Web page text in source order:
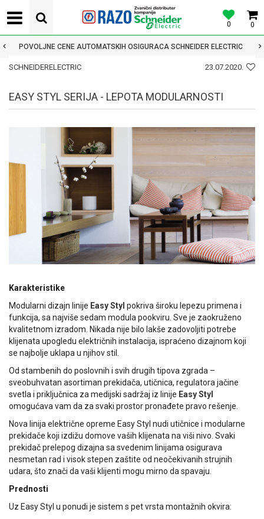
0
0
POVOLJNE CENE AUTOMATSKIH OSIGURACA SCHNEIDER ELECTRIC
SCHNEIDERELECTRIC 23.07.2020.
EASY STYL SERIJA - LEPOTA MODULARNOSTI
Karakteristike
Modularni dizajn linije Easy Styl pokriva široku lepezu primena i
funkcija, sa najviše sedam modula pookviru. Sve je zaokruženo
kvalitetnom izradom. Nikada nije bilo lakše zadovoljiti potrebe
klijenata upogledu električnih instalacija, ispraćeno dizajnom koji
se najbolje uklapa u njihov stil.
Od stambenih do poslovnih i svih drugih tipova zgrada –
sveobuhvatan asortiman prekidača, utičnica, regulatora jačine
svetla i priključnica za medijski sadržaj iz linije Easy Styl
omogućava vam da za svaki prostor pronađete pravo rešenje.
Nova linija električne opreme Easy Styl nudi utičnice i modularne
prekidače koji izdižu domove vaših klijenata na viši nivo. Svaki
prekidač prelepog dizajna sa svedenim linijama osigurava
nesmetan rad i visok stepen zaštite od neočekivanih strujnih
udara, što znači da vaši klijenti mogu mirno da spavaju.
Prednosti
Uz Easy Styl u ponudi je sistem s pet vrsta montažnih okvira: